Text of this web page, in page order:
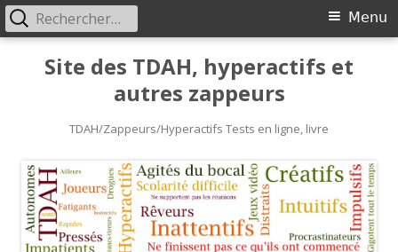
Site des TDAH, hyperactifs et
autres zappeurs
TDAH/Zappeurs/Hyperactifs Tests en ligne, livre
Primary
Menu
Menu
Rechercher :